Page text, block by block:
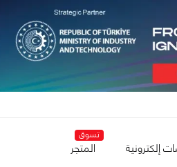
إلكترونية
تسوق
المتجر